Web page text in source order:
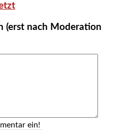
(erst nach Moderation
ein!